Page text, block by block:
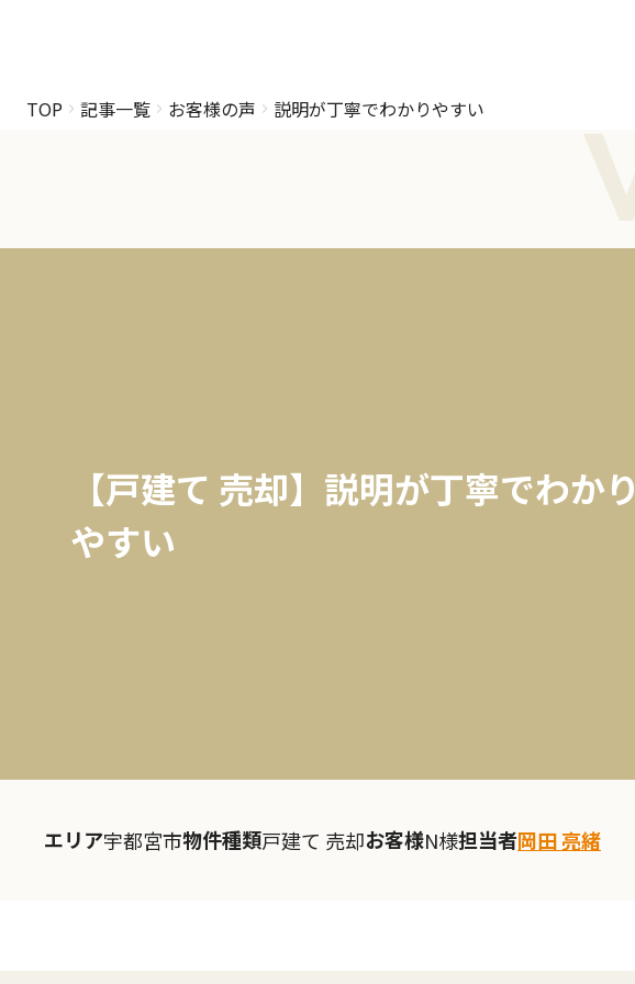
TOP 記事一覧 お客様の声 説明が丁寧でわかりやすい
【戸建て 売却】説明が丁寧でわかり
やすい
エリア宇都宮市物件種類戸建て 売却お客様N様担当者岡田 亮緒